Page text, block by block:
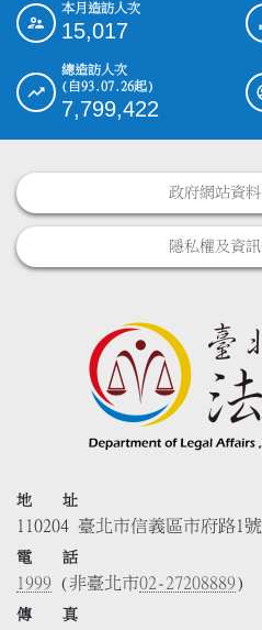
::: 本月造訪人次
15,017
總造訪人次
(自93.07.26起)
7,799,422
政府網站資
隱私權及資
地 址
110204 臺北市信義區市府路1
電 話
1999 (非臺北市02-27208889)
傳 真